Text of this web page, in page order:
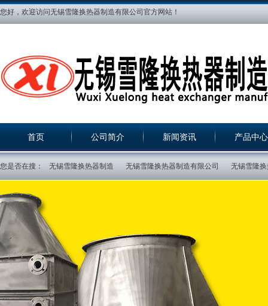
您好，欢迎访问无锡雪隆换热器制造有限公司官方网站！
首页 公司简介 新闻资讯 产品中心
您是否在搜： 无锡雪隆换热器制造 无锡雪隆换热器制造有限公司 无锡雪隆